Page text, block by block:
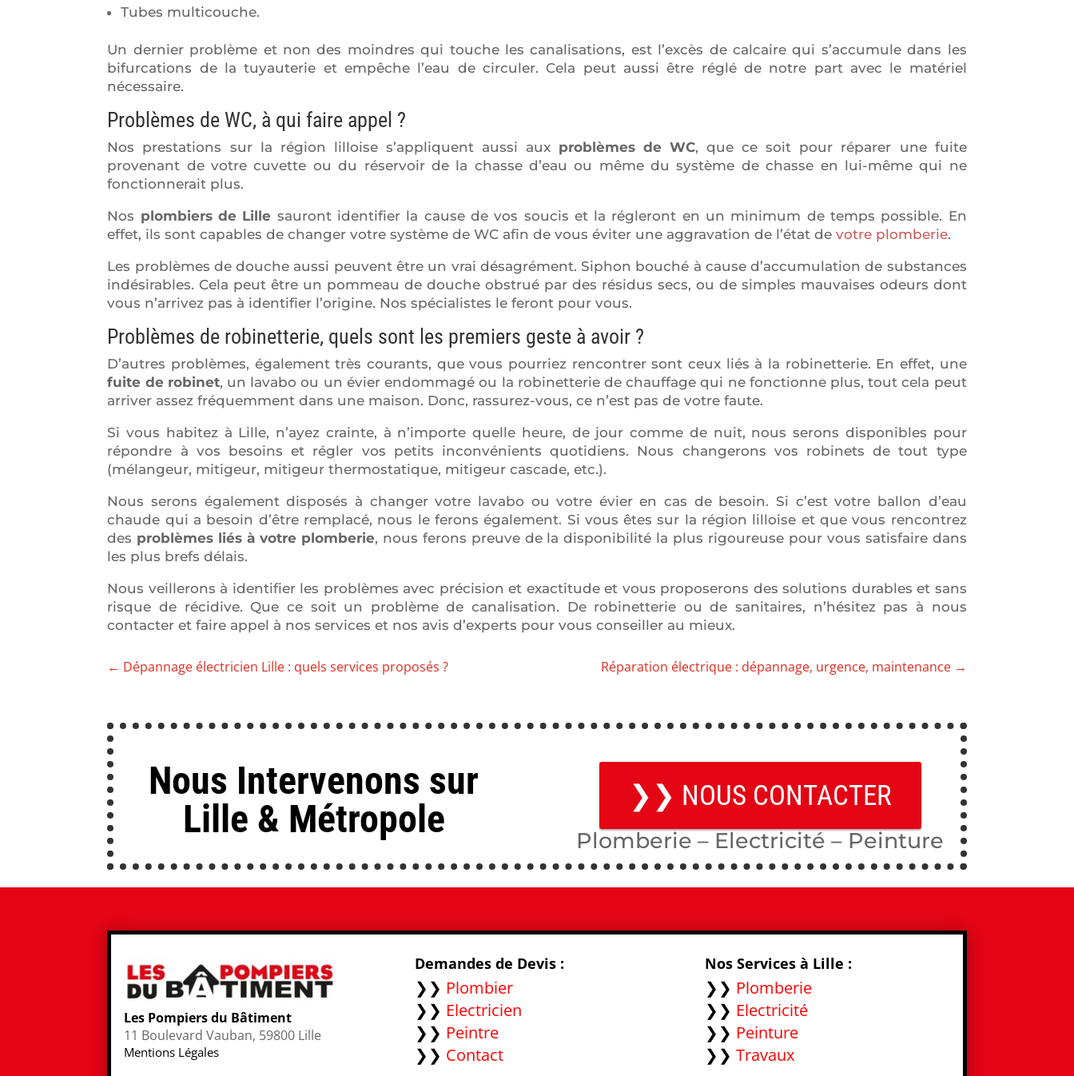
Tubes multicouche.
Un dernier problème et non des moindres qui touche les canalisations, est l’excès de calcaire qui s’accumule dans les
bifurcations de la tuyauterie et empêche l’eau de circuler. Cela peut aussi être réglé de notre part avec le matériel
nécessaire.
Problèmes de WC, à qui faire appel ?
Nos prestations sur la région lilloise s’appliquent aussi auxproblèmes de WC, que ce soit pour réparer une fuite
provenant de votre cuvette ou du réservoir de la chasse d’eau ou même du système de chasse en lui-même qui ne
fonctionnerait plus.
Nos plombiers de Lille sauront identifier la cause de vos soucis et la régleront en un minimum de temps possible. En
effet, ils sont capables de changer votre système de WC afin de vous éviter une aggravation de l’état devotre plomberie.
Les problèmes de douche aussi peuvent être un vrai désagrément. Siphon bouché à cause d’accumulation de substances
indésirables. Cela peut être un pommeau de douche obstrué par des résidus secs, ou de simples mauvaises odeurs dont
vous n’arrivez pas à identifier l’origine. Nos spécialistes le feront pour vous.
Problèmes de robinetterie, quels sont les premiers geste à avoir ?
D’autres problèmes, également très courants, que vous pourriez rencontrer sont ceux liés à la robinetterie. En effet, une
fuite de robinet, un lavabo ou un évier endommagé ou la robinetterie de chauffage qui ne fonctionne plus, tout cela peut
arriver assez fréquemment dans une maison. Donc, rassurez-vous, ce n’est pas de votre faute.
Si vous habitez à Lille, n’ayez crainte, à n’importe quelle heure, de jour comme de nuit, nous serons disponibles pour
répondre à vos besoins et régler vos petits inconvénients quotidiens. Nous changerons vos robinets de tout type
(mélangeur, mitigeur, mitigeur thermostatique, mitigeur cascade, etc.).
Nous serons également disposés à changer votre lavabo ou votre évier en cas de besoin. Si c’est votre ballon d’eau
chaude qui a besoin d’être remplacé, nous le ferons également. Si vous êtes sur la région lilloise et que vous rencontrez
des problèmes liés à votre plomberie, nous ferons preuve de la disponibilité la plus rigoureuse pour vous satisfaire dans
les plus brefs délais.
Nous veillerons à identifier les problèmes avec précision et exactitude et vous proposerons des solutions durables et sans
risque de récidive. Que ce soit un problème de canalisation. De robinetterie ou de sanitaires, n’hésitez pas à nous
contacter et faire appel à nos services et nos avis d’experts pour vous conseiller au mieux.
← Dépannage électricien Lille : quels services proposés ? Réparation électrique : dépannage, urgence, maintenance→
Nous Intervenons sur
Lille & Métropole
❯❯ NOUS CONTACTER
Plomberie – Electricité – Peinture
Les Pompiers du Bâtiment
11 Boulevard Vauban, 59800 Lille
Mentions Légales
Demandes de Devis :
❯❯ Plombier
❯❯ Electricien
❯❯ Peintre
❯❯ Contact
Nos Services à Lille :
❯❯ Plomberie
❯❯ Electricité
❯❯ Peinture
❯❯ Travaux